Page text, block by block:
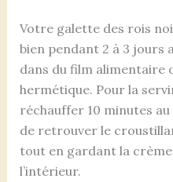
Votre galette des rois
bien pendant 2 à 3 jours
dans du film alimentaire
hermétique. Pour la
réchauffer 10 minutes
de retrouver le
tout en gardant la
l’intérieur.